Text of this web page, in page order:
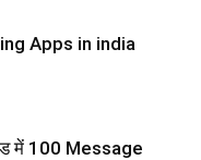
Apps in india
में 100 Message